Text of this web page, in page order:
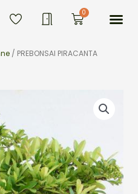
0Carrito
/ PREBONSAI PIRACANTA